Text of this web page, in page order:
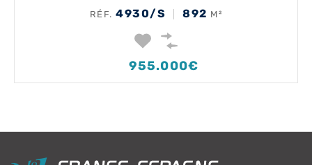
RÉF.4930/S 892 M²
955.000€